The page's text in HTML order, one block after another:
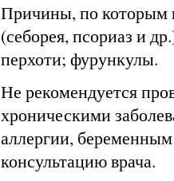
Причины, по которым
(себорея, псориаз и
перхоти; фурункулы.
Не рекомендуется
хроническими
аллергии,
консультацию врача.